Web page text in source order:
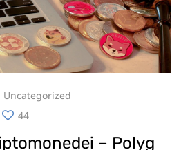
Uncategorized
44
– Polyg